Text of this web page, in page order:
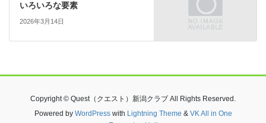
いろいろな要素
2026年3月14日
Copyright © Quest（クエスト）新潟クラブ All Rights Reserved.
Powered by WordPresswith Lightning Theme & VK All in One